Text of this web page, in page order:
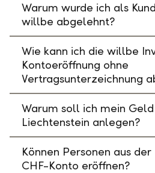
Warum wurde ich als
willbe abgelehnt?
Wie kann ich die willbe
Kontoeröffnung ohne
Vertragsunterzeichnung
Warum soll ich mein Geld
Liechtenstein anlegen?
Können Personen aus der
CHF-Konto eröffnen?